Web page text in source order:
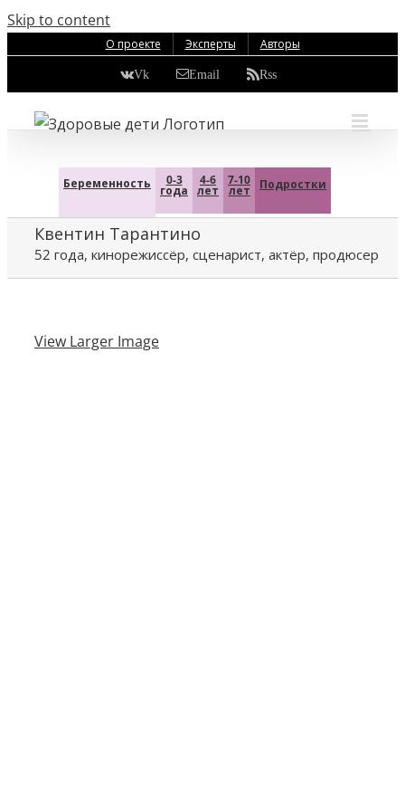
Skip to content
О проекте Эксперты Авторы
Vk Email Rss
Беременность 0-3
года
4-6
лет
7-10
лет Подростки
Квентин Тарантино
52 года, кинорежиссёр, сценарист, актёр, продюсер
View Larger Image